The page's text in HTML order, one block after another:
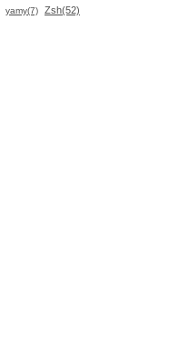
yamy(7) Zsh(52)